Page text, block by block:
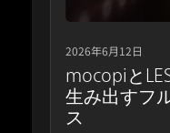
2026年6月12日
mocopiと
生み出すフ
ス